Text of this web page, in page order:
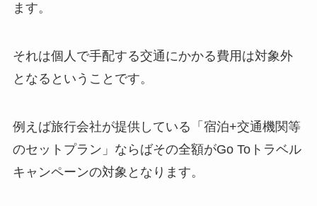
ます。
それは個人で手配する交通にかかる費用は対象外
となるということです。
例えば旅行会社が提供している「宿泊+交通機関等
のセットプラン」ならばその全額がGo Toトラベル
キャンペーンの対象となります。